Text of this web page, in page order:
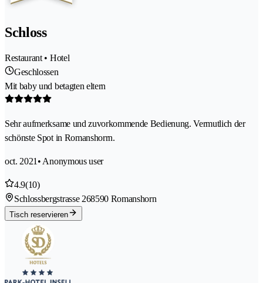
Schloss
Restaurant • Hotel
Geschlossen
Mit baby und betagten eltern
Sehr aufmerksame und zuvorkommende Bedienung. Vermutlich der
schönste Spot in Romanshorrn.
oct. 2021 • Anonymous user
4.9(10)
Schlossbergstrasse 268590 Romanshorn
Tisch reservieren